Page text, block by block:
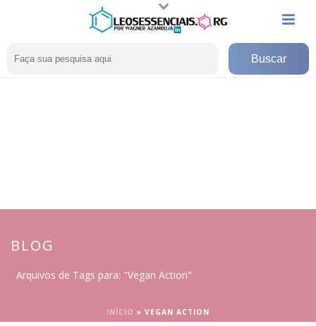
BLOG
Arquivos de Tags para: "Vegan Action"
INÍCIO » VEGAN ACTION